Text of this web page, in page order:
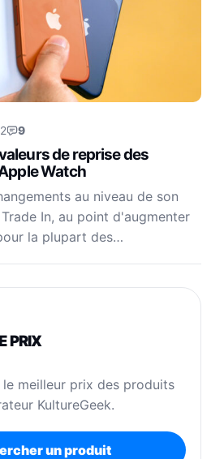
9
de reprise des
Watch
au niveau de son
In, au point d'augmenter
la plupart des…
PRIX
meilleur prix des produits
KultureGeek.
un produit